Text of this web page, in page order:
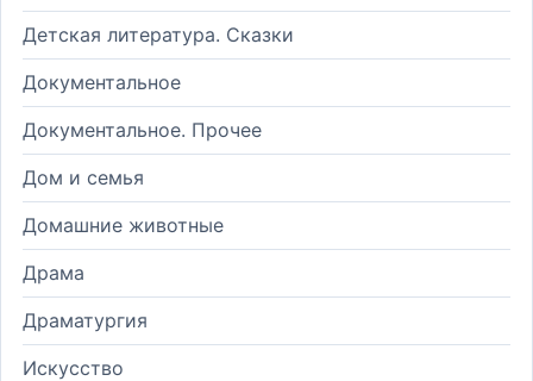
Детская литература. Сказки
Документальное
Документальное. Прочее
Дом и семья
Домашние животные
Драма
Драматургия
Искусство